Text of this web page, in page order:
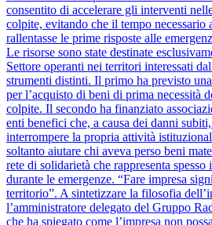
consentito di accelerare gli interventi
colpite, evitando che il tempo necessario
rallentasse le prime risposte alle
Le risorse sono state destinate
Settore operanti nei territori interessati
strumenti distinti. Il primo ha previsto
per l’acquisto di beni di prima necessità
colpite. Il secondo ha finanziato
enti benefici che, a causa dei danni
interrompere la propria attività
soltanto aiutare chi aveva perso beni
rete di solidarietà che rappresenta
durante le emergenze. “Fare impresa
territorio”. A sintetizzare la filosofia
l’amministratore delegato del Gruppo
che ha spiegato come l’impresa non